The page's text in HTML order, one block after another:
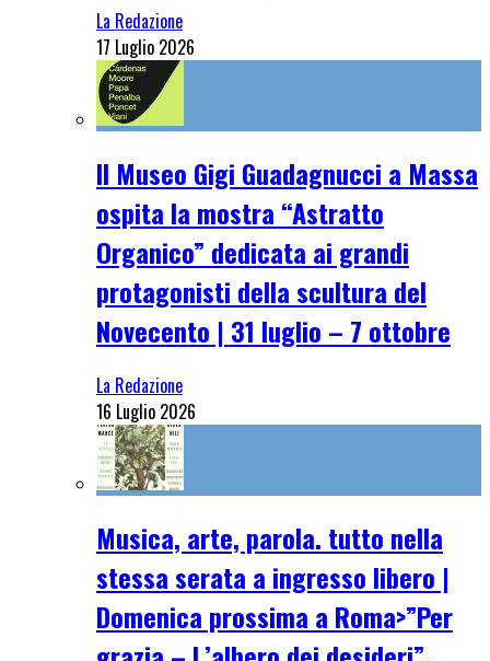
La Redazione
17 Luglio 2026
Il Museo Gigi Guadagnucci a Massa
ospita la mostra “Astratto
Organico” dedicata ai grandi
protagonisti della scultura del
Novecento | 31 luglio – 7 ottobre
La Redazione
16 Luglio 2026
Musica, arte, parola. tutto nella
stessa serata a ingresso libero |
Domenica prossima a Roma>”Per